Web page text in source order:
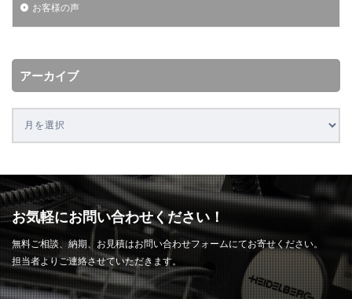
お客様の声
アーカイブ
お気軽にお問い合わせください！
無料ご相談、納期、お見積はお問い合わせフォームにてお寄せください。
担当者よりご連絡させていただきます。